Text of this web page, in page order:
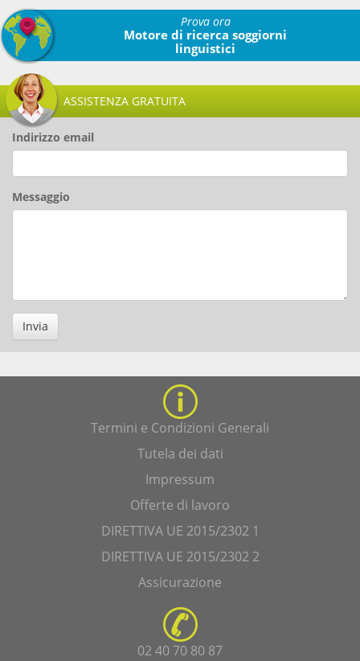
Prova ora
Motore di ricerca soggiorni
linguistici
ASSISTENZA GRATUITA
Indirizzo email
Messaggio
Invia
Termini e Condizioni Generali
Tutela dei dati
Impressum
Offerte di lavoro
DIRETTIVA UE 2015/2302 1
DIRETTIVA UE 2015/2302 2
Assicurazione
02 40 70 80 87